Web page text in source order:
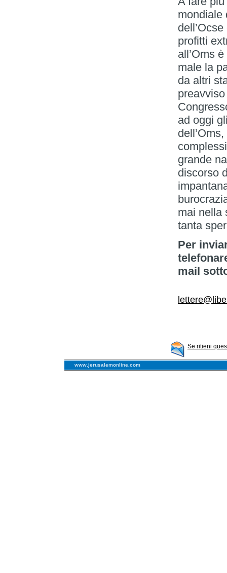
mondiale
profitti
all’Oms
male la
da altri
ad oggi
grande
discorso
mai nella
tanta
Per
mail
Se ritieni
www.jerusalemonline.com